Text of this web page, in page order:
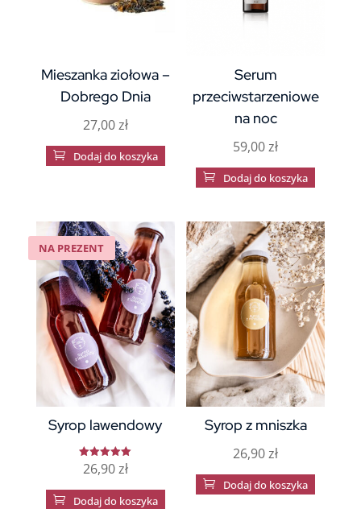
Mieszanka ziołowa –
Dobrego Dnia
27,00zł
 Dodaj do koszyka
Serum
przeciwstarzeniowe
na noc
59,00zł
 Dodaj do koszyka
NA PREZENT
Syrop lawendowy
Oceniono
5.00
26,90zł
 Dodaj do koszyka
Syrop z mniszka
26,90zł
 Dodaj do koszyka